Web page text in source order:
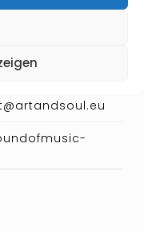
88 80